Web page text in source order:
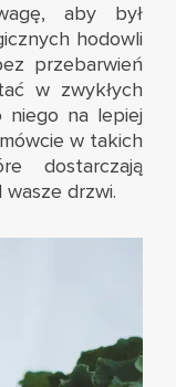
aby był
hodowli
przebarwień
w zwykłych
niego na lepiej
w takich
dostarczają
drzwi.